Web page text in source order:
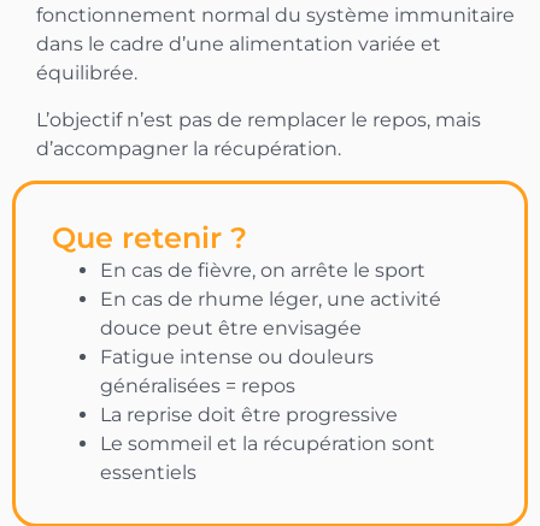
fonctionnement normal du système immunitaire
dans le cadre d’une alimentation variée et
équilibrée.
L’objectif n’est pas de remplacer le repos, mais
d’accompagner la récupération.
Que retenir ?
En cas de fièvre, on arrête le sport
En cas de rhume léger, une activité
douce peut être envisagée
Fatigue intense ou douleurs
généralisées = repos
La reprise doit être progressive
Le sommeil et la récupération sont
essentiels